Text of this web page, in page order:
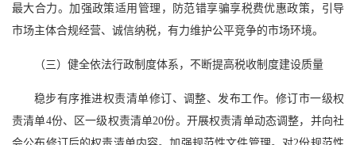
最大合力。加强政策适用管理，防范错享骗享税费优惠政策，引导
市场主体合规经营、诚信纳税，有力维护公平竞争的市场环境。
（三）健全依法行政制度体系，不断提高税收制度建设质量
稳步有序推进权责清单修订、调整、发布工作。修订市一级权
责清单4份、区一级权责清单20份。开展权责清单动态调整，并向社